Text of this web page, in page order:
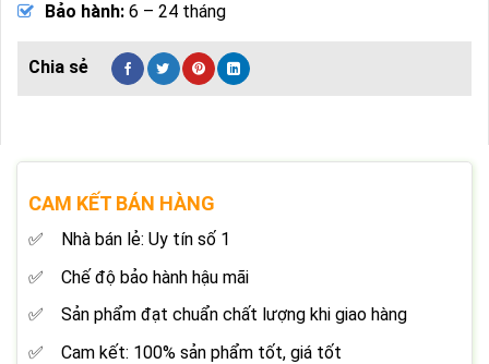
Bảo hành: 6 – 24 tháng
CAM KẾT BÁN HÀNG
Nhà bán lẻ: Uy tín số 1
Chế độ bảo hành hậu mãi
Sản phẩm đạt chuẩn chất lượng khi giao hàng
Cam kết: 100% sản phẩm tốt, giá tốt